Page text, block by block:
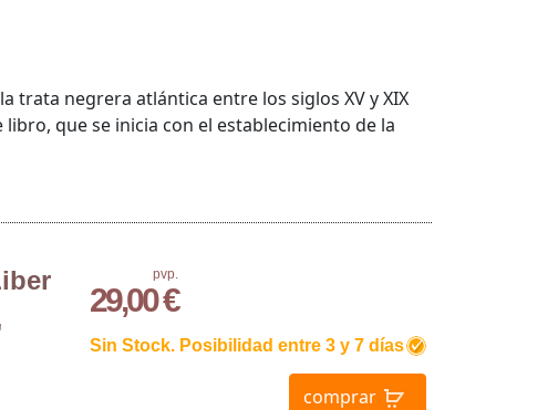
trata negrera atlántica entre los siglos XV y XIX
que se inicia con el establecimiento de la
pvp.
29,00 €
Sin Stock. Posibilidad entre 3 y 7 días
comprar